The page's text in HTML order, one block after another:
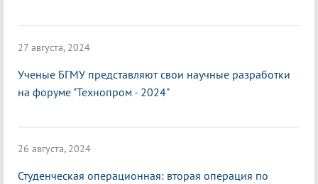
27 августа, 2024
Ученые БГМУ представляют свои научные разработки
на форуме "Технопром - 2024"
26 августа, 2024
Студенческая операционная: вторая операция по